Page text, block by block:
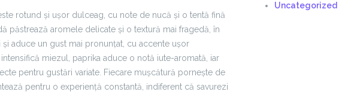
rotund și ușor dulceag, cu note de nucă și o tentă fină
păstrează aromele delicate și o textură mai fragedă, în
aduce un gust mai pronunțat, cu accente ușor
miezul, paprika aduce o notă iute-aromată, iar
pentru gustări variate. Fiecare mușcătură pornește de
pentru o experiență constantă, indiferent că savurezi
Uncategorized